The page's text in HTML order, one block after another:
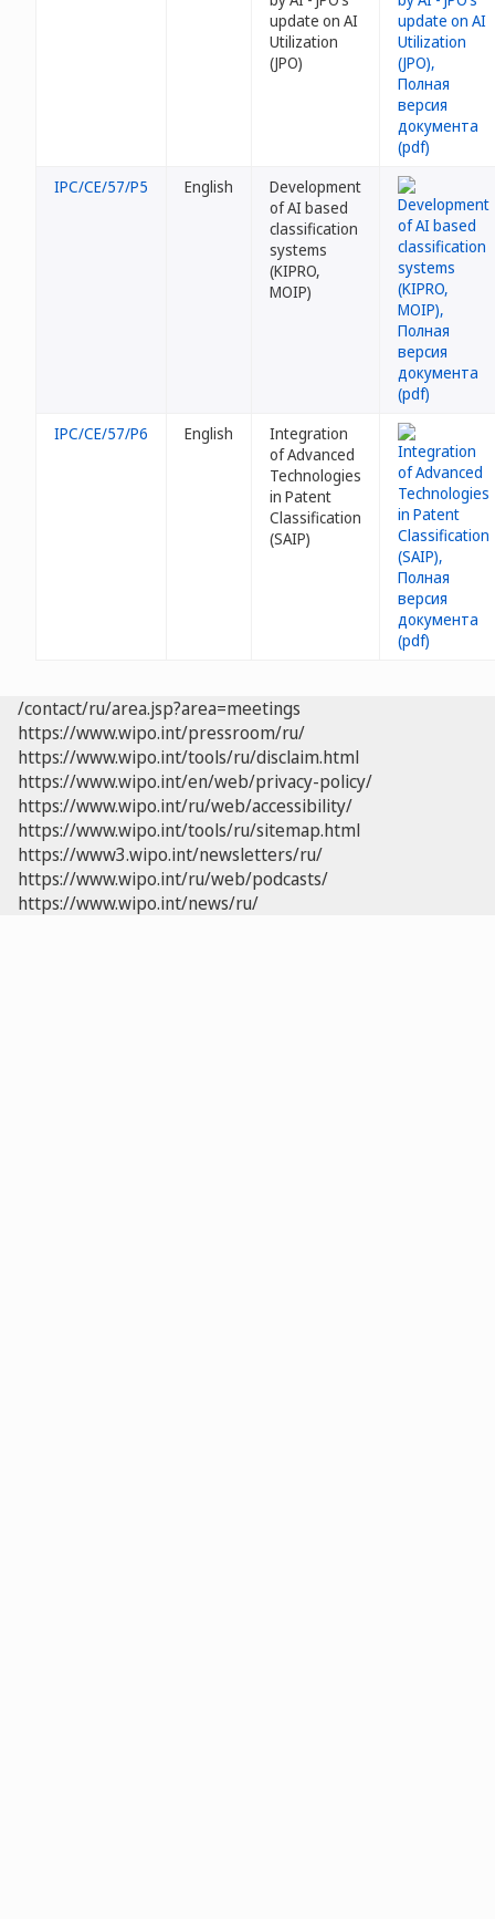
update on AI
Utilization
(JPO)
IPC/CE/57/P5 English
Development
of AI based
classification
systems
(KIPRO,
MOIP)
IPC/CE/57/P6 English
Integration
of Advanced
Technologies
in Patent
Classification
(SAIP)
/contact/ru/area.jsp?area=meetings
https://www.wipo.int/pressroom/ru/
https://www.wipo.int/tools/ru/disclaim.html
https://www.wipo.int/en/web/privacy-policy/
https://www.wipo.int/ru/web/accessibility/
https://www.wipo.int/tools/ru/sitemap.html
https://www3.wipo.int/newsletters/ru/
https://www.wipo.int/ru/web/podcasts/
https://www.wipo.int/news/ru/